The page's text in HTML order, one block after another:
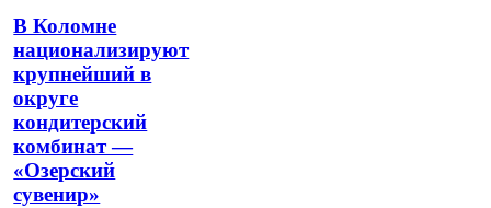
В Коломне
национализируют
крупнейший в
округе
кондитерский
комбинат —
«Озерский
сувенир»